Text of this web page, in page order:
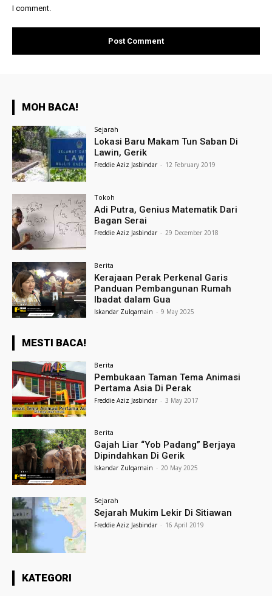
I comment.
MOH BACA!
Sejarah
Lokasi Baru Makam Tun Saban Di
Lawin, Gerik
Freddie Aziz Jasbindar - 12 February 2019
Tokoh
Adi Putra, Genius Matematik Dari
Bagan Serai
Freddie Aziz Jasbindar - 29 December 2018
Berita
Kerajaan Perak Perkenal Garis
Panduan Pembangunan Rumah
Ibadat dalam Gua
Iskandar Zulqarnain - 9 May 2025
MESTI BACA!
Berita
Pembukaan Taman Tema Animasi
Pertama Asia Di Perak
Freddie Aziz Jasbindar - 3 May 2017
Berita
Gajah Liar “Yob Padang” Berjaya
Dipindahkan Di Gerik
Iskandar Zulqarnain - 20 May 2025
Sejarah
Sejarah Mukim Lekir Di Sitiawan
Freddie Aziz Jasbindar - 16 April 2019
KATEGORI